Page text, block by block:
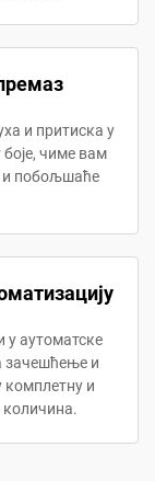
и притиска у
боје, чиме вам
и побољшаће
у аутоматске
зачешћење и
комплетну и